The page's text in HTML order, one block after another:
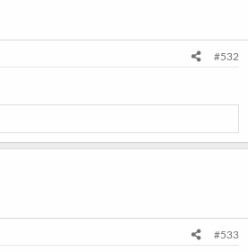
#532
#533